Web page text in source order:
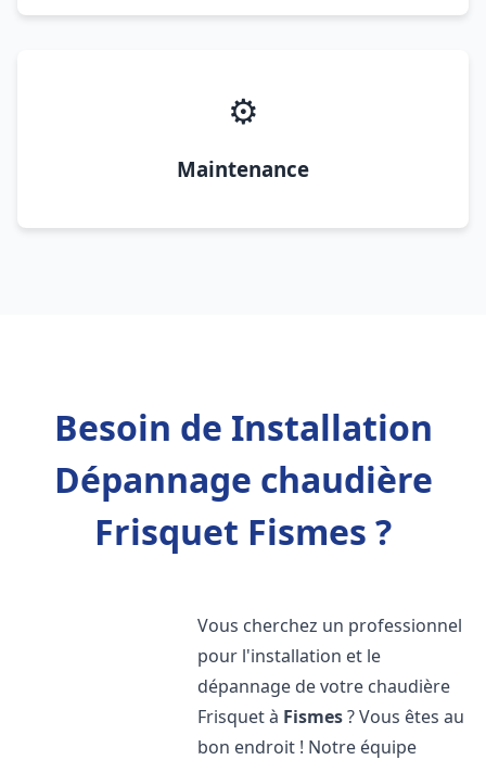
⚙️
Maintenance
Besoin de Installation
Dépannage chaudière
Frisquet Fismes ?
Vous cherchez un professionnel
pour l'installation et le
dépannage de votre chaudière
Frisquet à Fismes? Vous êtes au
bon endroit ! Notre équipe